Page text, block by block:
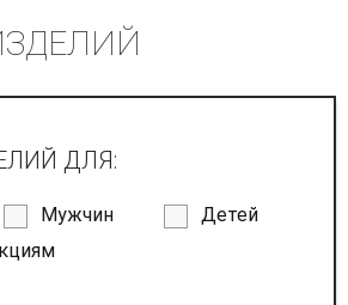
ДЛЯ:
Мужчин
Детей